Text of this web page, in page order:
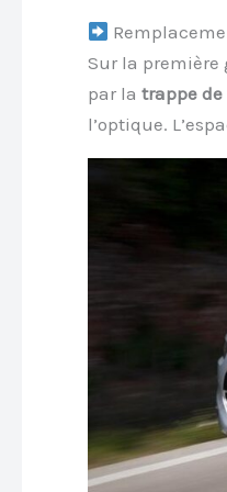
Sur la première
par la trappe
l’optique.